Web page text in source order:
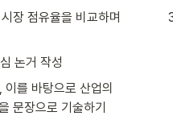
장 점유율을 비교하며
논거 작성
를 바탕으로 산업의
문장으로 기술하기